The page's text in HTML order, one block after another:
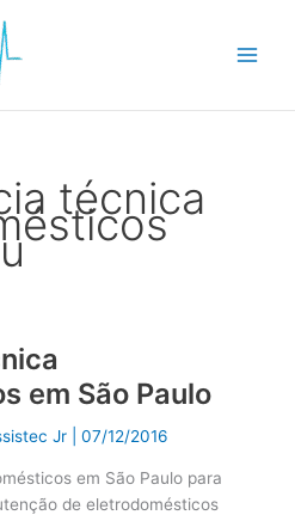
técnica
em São Paulo
Jr |07/12/2016
em São Paulo para
de eletrodomésticos